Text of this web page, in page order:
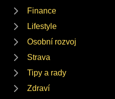
Finance
Lifestyle
Osobní rozvoj
Strava
Tipy a rady
Zdraví